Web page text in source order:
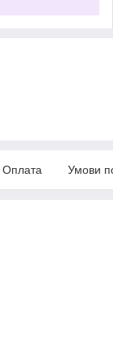
Оплата Умови